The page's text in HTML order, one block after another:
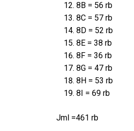
8B = 56 rb
8C = 57 rb
8D = 52 rb
8E = 38 rb
8F = 36 rb
8G = 47 rb
8H = 53 rb
8I = 69 rb
Jml =461 rb